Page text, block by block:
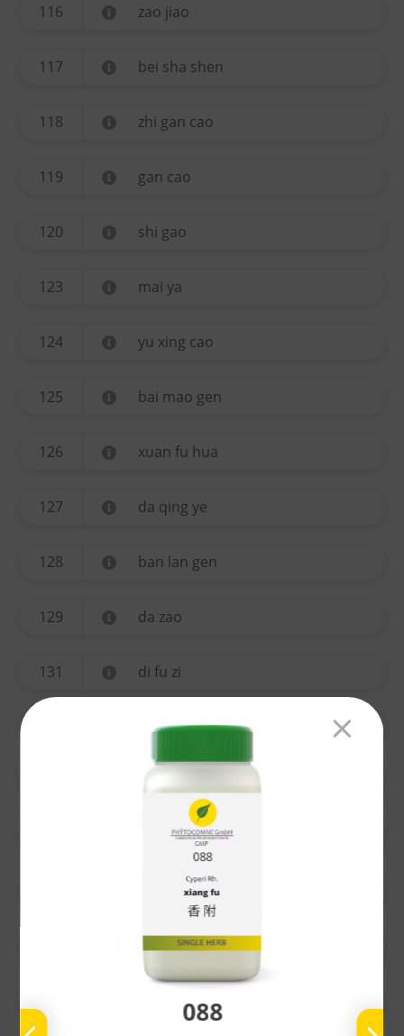
088
116 zao jiao
117 bei sha shen
118 zhi gan cao
119 gan cao
120 shi gao
123 mai ya
124 yu xing cao
125 bai mao gen
126 xuan fu hua
127 da qing ye
128 ban lan gen
129 da zao
131 di fu zi
yi mu cao
ting li zi
chuan xiong
gao ben
nu zhen zi